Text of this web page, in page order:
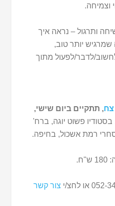
וצמיחה.
ותרגול – נראה איך
שמרגיש יותר טוב,
לדבר/לפעול מתוך
צח, תתקיים ביום שישי,
בסטודיו פשוט יוגה, ברח'
צור קשר